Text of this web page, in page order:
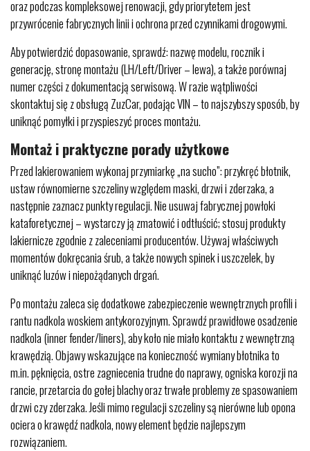
oraz podczas kompleksowej renowacji, gdy priorytetem jest
przywrócenie fabrycznych linii i ochrona przed czynnikami drogowymi.
Aby potwierdzić dopasowanie, sprawdź: nazwę modelu, rocznik i
generację, stronę montażu (LH/Left/Driver – lewa), a także porównaj
numer części z dokumentacją serwisową. W razie wątpliwości
skontaktuj się z obsługą ZuzCar, podając VIN – to najszybszy sposób, by
uniknąć pomyłki i przyspieszyć proces montażu.
Montaż i praktyczne porady użytkowe
Przed lakierowaniem wykonaj przymiarkę „na sucho”: przykręć błotnik,
ustaw równomierne szczeliny względem maski, drzwi i zderzaka, a
następnie zaznacz punkty regulacji. Nie usuwaj fabrycznej powłoki
kataforetycznej – wystarczy ją zmatowić i odtłuścić; stosuj produkty
lakiernicze zgodnie z zaleceniami producentów. Używaj właściwych
momentów dokręcania śrub, a także nowych spinek i uszczelek, by
uniknąć luzów i niepożądanych drgań.
Po montażu zaleca się dodatkowe zabezpieczenie wewnętrznych profili i
rantu nadkola woskiem antykorozyjnym. Sprawdź prawidłowe osadzenie
nadkola (inner fender/liners), aby koło nie miało kontaktu z wewnętrzną
krawędzią. Objawy wskazujące na konieczność wymiany błotnika to
m.in. pęknięcia, ostre zagniecenia trudne do naprawy, ogniska korozji na
rancie, przetarcia do gołej blachy oraz trwałe problemy ze spasowaniem
drzwi czy zderzaka. Jeśli mimo regulacji szczeliny są nierówne lub opona
ociera o krawędź nadkola, nowy element będzie najlepszym
rozwiązaniem.